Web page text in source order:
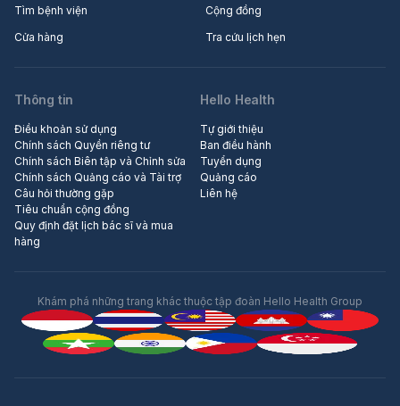
Tìm bệnh viện
Cộng đồng
Cửa hàng
Tra cứu lịch hẹn
Thông tin
Điều khoản sử dụng
Chính sách Quyền riêng tư
Chính sách Biên tập và Chỉnh sửa
Chính sách Quảng cáo và Tài trợ
Câu hỏi thường gặp
Tiêu chuẩn cộng đồng
Quy định đặt lịch bác sĩ và mua
hàng
Hello Health
Tự giới thiệu
Ban điều hành
Tuyển dụng
Quảng cáo
Liên hệ
Khám phá những trang khác thuộc tập đoàn Hello Health Group